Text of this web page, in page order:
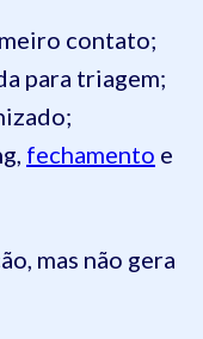
contato;
para triagem;
fechamento e
mas não gera